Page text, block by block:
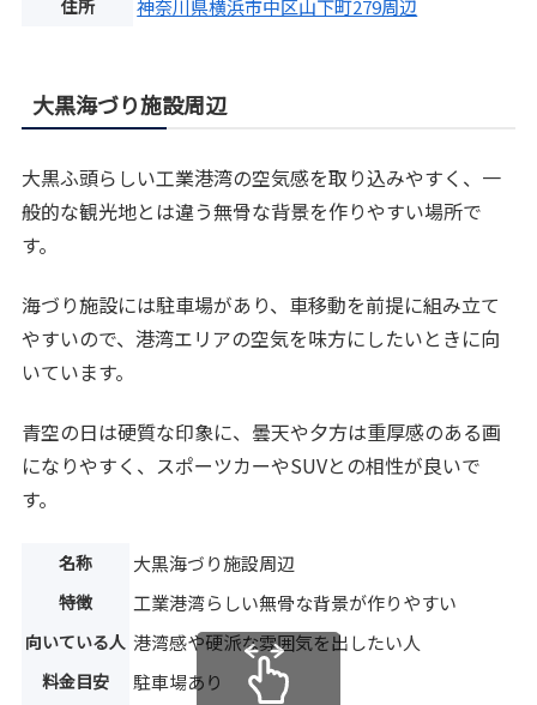
住所 神奈川県横浜市中区山下町279周辺
大黒海づり施設周辺
大黒ふ頭らしい工業港湾の空気感を取り込みやすく、一
般的な観光地とは違う無骨な背景を作りやすい場所で
す。
海づり施設には駐車場があり、車移動を前提に組み立て
やすいので、港湾エリアの空気を味方にしたいときに向
いています。
青空の日は硬質な印象に、曇天や夕方は重厚感のある画
になりやすく、スポーツカーやSUVとの相性が良いで
す。
名称 大黒海づり施設周辺
特徴 工業港湾らしい無骨な背景が作りやすい
向いている人 港湾感や硬派な雰囲気を出したい人
料金目安 駐車場あり